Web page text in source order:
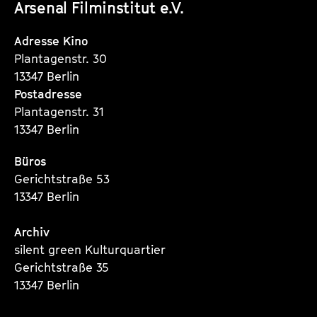
Arsenal Filminstitut e.V.
Instagram
Seite
Instagram
Seite
Instagram
Adresse Kino
Plantagenstr. 30
13347 Berlin
Postadresse
Plantagenstr. 31
13347 Berlin
Büros
Gerichtstraße 53
13347 Berlin
Archiv
silent green Kulturquartier
Gerichtstraße 35
13347 Berlin